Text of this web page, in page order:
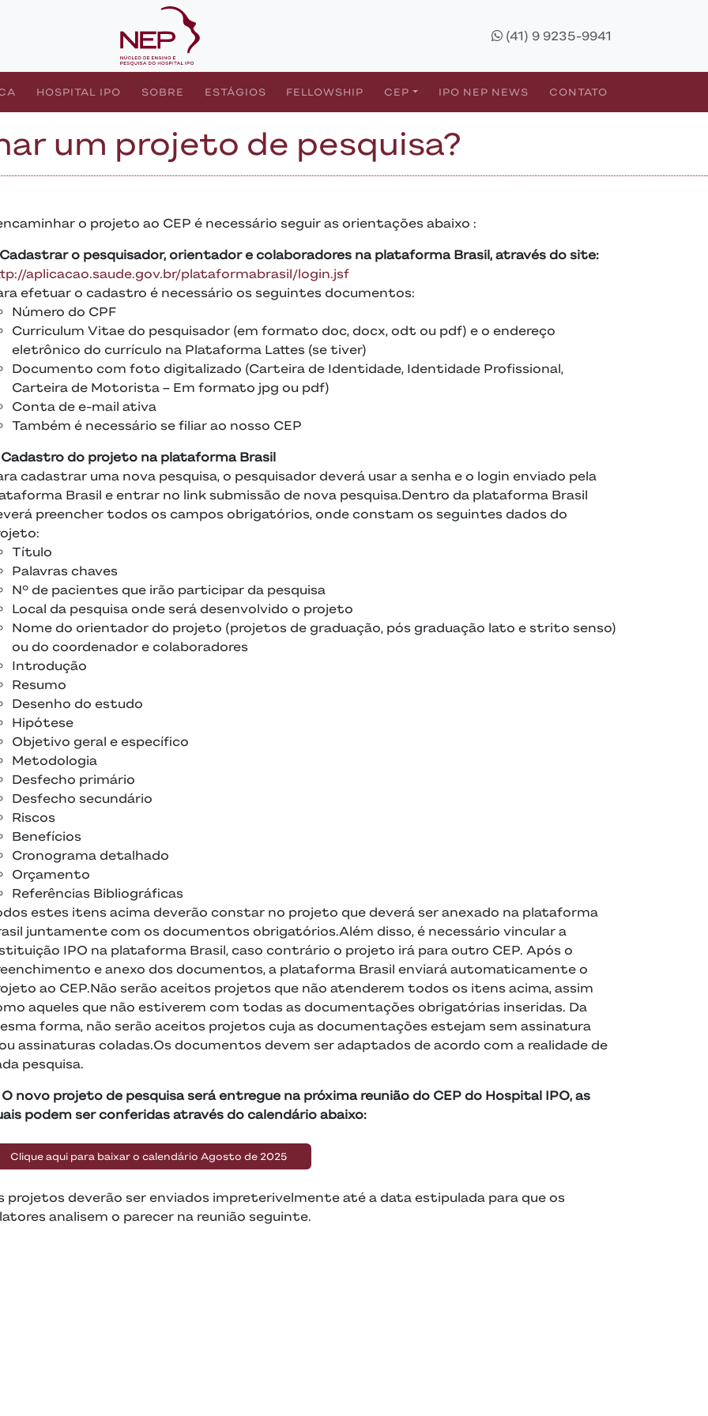
(41) 9 9235-9941
HOSPITAL IPO SOBRE ESTÁGIOS FELLOWSHIP CEP IPO NEP NEWS CONTATO
um projeto de pesquisa?
o projeto ao CEP é necessário seguir as orientações abaixo :
Cadastrar o pesquisador, orientador e colaboradores na plataforma Brasil, através do site:
aplicacao.saude.gov.br/plataformabrasil/login.jsf
efetuar o cadastro é necessário os seguintes documentos:
Número do CPF
Curriculum Vitae do pesquisador (em formato doc, docx, odt ou pdf) e o endereço
eletrônico do currículo na Plataforma Lattes (se tiver)
Documento com foto digitalizado (Carteira de Identidade, Identidade Profissional,
Carteira de Motorista – Em formato jpg ou pdf)
Conta de e-mail ativa
Também é necessário se filiar ao nosso CEP
Cadastro do projeto na plataforma Brasil
cadastrar uma nova pesquisa, o pesquisador deverá usar a senha e o login enviado pela
Brasil e entrar no link submissão de nova pesquisa.Dentro da plataforma Brasil
preencher todos os campos obrigatórios, onde constam os seguintes dados do
Título
Palavras chaves
Nº de pacientes que irão participar da pesquisa
Local da pesquisa onde será desenvolvido o projeto
Nome do orientador do projeto (projetos de graduação, pós graduação lato e strito senso)
ou do coordenador e colaboradores
Introdução
Resumo
Desenho do estudo
Hipótese
Objetivo geral e específico
Metodologia
Desfecho primário
Desfecho secundário
Riscos
Benefícios
Cronograma detalhado
Orçamento
Referências Bibliográficas
estes itens acima deverão constar no projeto que deverá ser anexado na plataforma
juntamente com os documentos obrigatórios.Além disso, é necessário vincular a
IPO na plataforma Brasil, caso contrário o projeto irá para outro CEP. Após o
e anexo dos documentos, a plataforma Brasil enviará automaticamente o
ao CEP.Não serão aceitos projetos que não atenderem todos os itens acima, assim
aqueles que não estiverem com todas as documentações obrigatórias inseridas. Da
forma, não serão aceitos projetos cuja as documentações estejam sem assinatura
assinaturas coladas.Os documentos devem ser adaptados de acordo com a realidade de
pesquisa.
O novo projeto de pesquisa será entregue na próxima reunião do CEP do Hospital IPO, as
podem ser conferidas através do calendário abaixo:
Clique aqui para baixar o calendário Agosto de 2025
projetos deverão ser enviados impreterivelmente até a data estipulada para que os
analisem o parecer na reunião seguinte.